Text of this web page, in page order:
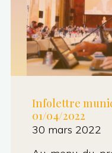
à
Infolettre
01/04/2022
30 mars 2022